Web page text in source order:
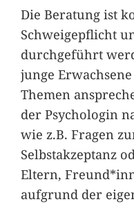
Die Beratung ist
Schweigepflicht
durchgeführt
junge
Themen
der Psychologin
wie z.B. Fragen
Selbstakzeptanz
Eltern,
aufgrund der